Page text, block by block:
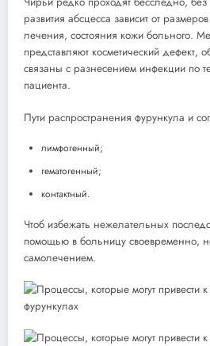
развития абсцесса зависит от
лечения, состояния кожи больного.
представляют косметический дефект,
связаны с разнесением инфекции по
пациента.
Пути распространения фурункула и
лимфогенный;
гематогенный;
контактный.
Чтоб избежать нежелательных
помощью в больницу своевременно,
самолечением.